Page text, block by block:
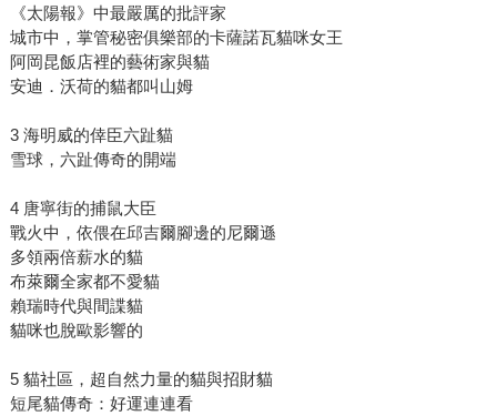
《太陽報》中最嚴厲的批評家
城市中，掌管秘密俱樂部的卡薩諾瓦貓咪女王
阿岡昆飯店裡的藝術家與貓
安迪．沃荷的貓都叫山姆
3 海明威的倖臣六趾貓
雪球，六趾傳奇的開端
4 唐寧街的捕鼠大臣
戰火中，依偎在邱吉爾腳邊的尼爾遜
多領兩倍薪水的貓
布萊爾全家都不愛貓
賴瑞時代與間諜貓
貓咪也脫歐影響的
5 貓社區，超自然力量的貓與招財貓
短尾貓傳奇：好運連連看